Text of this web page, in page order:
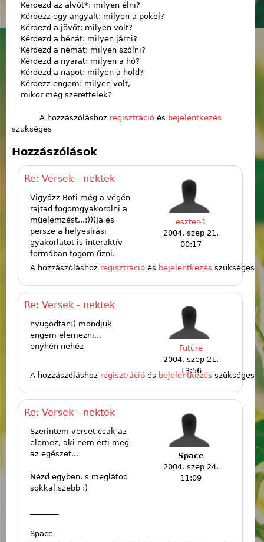
Kérdezd az alvót*: milyen élni?
Kérdezz egy angyalt: milyen a pokol?
Kérdezd a jövőt: milyen volt?
Kérdezd a bénát: milyen járni?
Kérdezd a némát: milyen szólni?
Kérdezd a nyarat: milyen a hó?
Kérdezd a napot: milyen a hold?
Kérdezz engem: milyen volt,
mikor még szerettelek?
A hozzászóláshoz regisztrációés bejelentkezés
szükséges
Hozzászólások
eszter-1
2004. szep 21.
00:17
Re: Versek - nektek
Vigyázz Boti még a végén
rajtad fogomgyakorolni a
műelemzést...:)))Ja és
persze a helyesírási
gyakorlatot is interaktív
formában fogom űzni.
A hozzászóláshoz regisztráció és bejelentkezés szükséges
Future
2004. szep 21.
13:56
Re: Versek - nektek
nyugodtan:) mondjuk
engem elemezni...
enyhén nehéz
A hozzászóláshoz regisztráció és bejelentkezés szükséges
Space
2004. szep 24.
11:09
Re: Versek - nektek
Szerintem verset csak az
elemez, aki nem érti meg
az egészet...
Nézd egyben, s meglátod
sokkal szebb :)
Space